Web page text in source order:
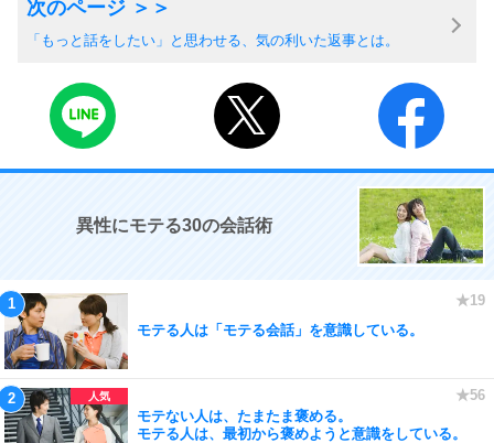
「もっと話をしたい」と思わせる、気の利いた返事とは。
異性にモテる30の会話術
モテる人は「モテる会話」を意識している。
モテない人は、たまたま褒める。
モテる人は、最初から褒めようと意識をしている。